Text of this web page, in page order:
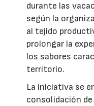
durante las
según la
al tejido
prolongar la
los sabores
territorio.
La iniciativa se
consolidación